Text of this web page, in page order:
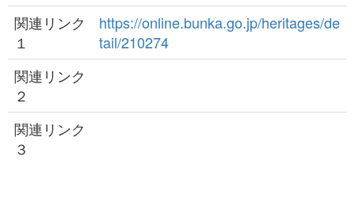
関連リンク
１
https://online.bunka.go.jp/heritages/de
tail/210274
関連リンク
２
関連リンク
３